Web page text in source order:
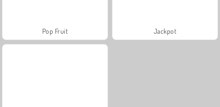
Pop Fruit Jackpot